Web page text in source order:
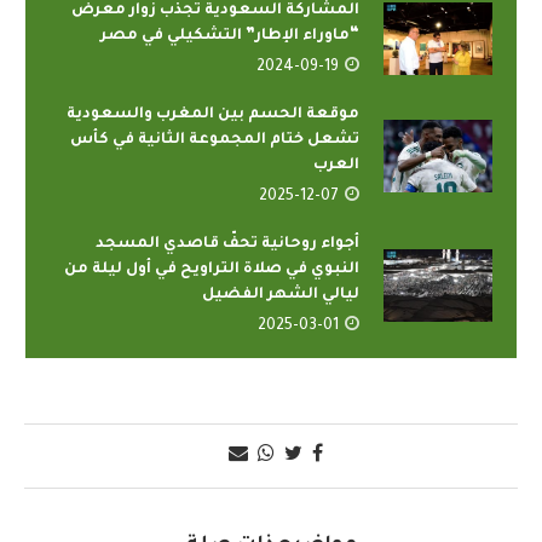
المشاركة السعودية تجذب زوار معرض
“ماوراء الإطار” التشكيلي في مصر
2024-09-19
موقعة الحسم بين المغرب والسعودية
تشعل ختام المجموعة الثانية في كأس
العرب
2025-12-07
أجواء روحانية تحفّ قاصدي المسجد
النبوي في صلاة التراويح في أول ليلة من
ليالي الشهر الفضيل
2025-03-01